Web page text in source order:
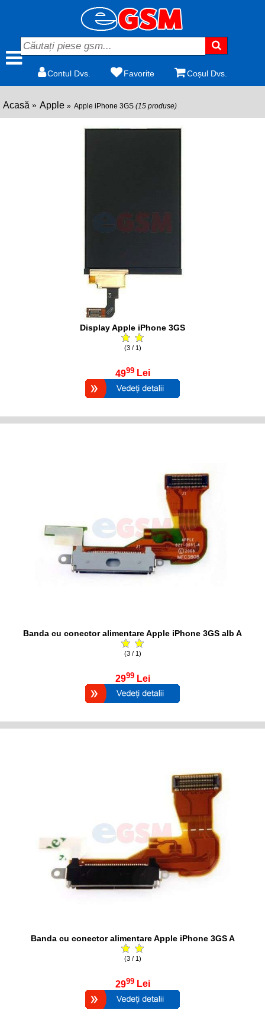
Contul Dvs. Favorite Coșul Dvs.
Acasă Apple Apple iPhone 3GS (15 produse)
Display Apple iPhone 3GS
(3 / 1)
4999 Lei
Banda cu conector alimentare Apple iPhone 3GS alb A
(3 / 1)
2999 Lei
Banda cu conector alimentare Apple iPhone 3GS A
(3 / 1)
2999 Lei